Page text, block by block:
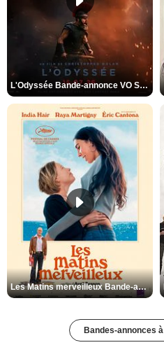
L'Odyssée Bande-annonce VO STFR
Les Matins merveilleux Bande-annonce VF
Bandes-annonces